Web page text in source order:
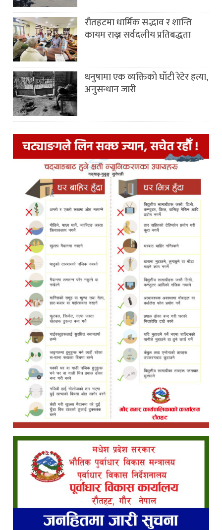
रौतहटमा धार्मिक सद्भाव र शान्ति
कायम राख्न सर्वदलीय प्रतिबद्धता
धनुषामा एक व्यक्तिको घाँटी रेटेर हत्या,
अनुसन्धान जारी